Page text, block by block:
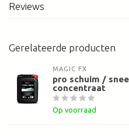
Reviews
Gerelateerde producten
MAGIC FX
pro schuim /
concentraat
Op voorraad